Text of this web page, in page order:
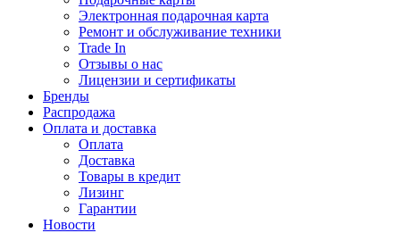
Электронная подарочная карта
Ремонт и обслуживание техники
Trade In
Отзывы о нас
Лицензии и сертификаты
Бренды
Распродажа
Оплата и доставка
Оплата
Доставка
Товары в кредит
Лизинг
Гарантии
Новости